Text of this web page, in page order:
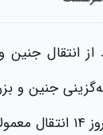
از انتقال
جنین و